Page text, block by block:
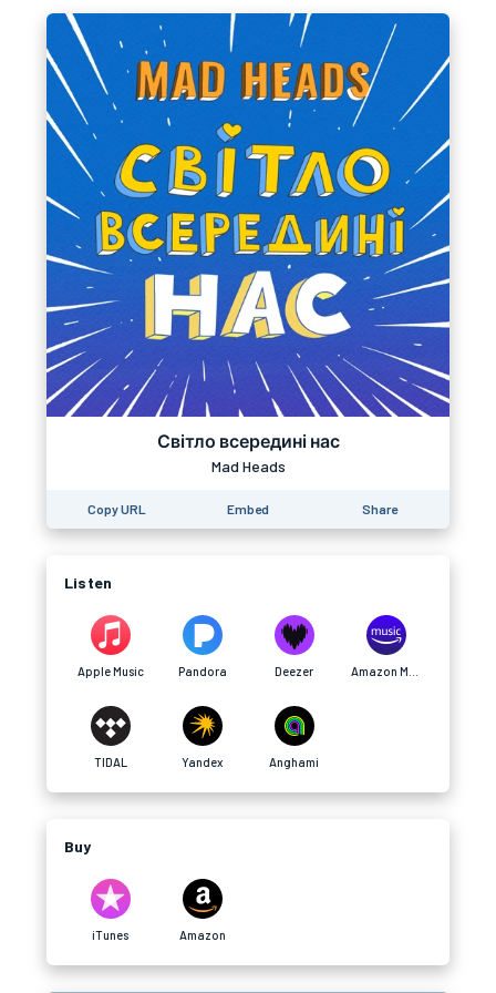
Світло всередині нас
Mad Heads
Copy URL Embed Share
Listen
Apple Music Pandora Deezer
TIDAL Yandex Anghami
Buy
iTunes Amazon